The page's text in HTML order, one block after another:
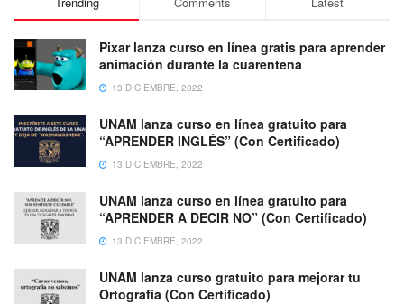
Pixar lanza curso en línea gratis para aprender
animación durante la cuarentena
13 DICIEMBRE, 2022
UNAM lanza curso en línea gratuito para
“APRENDER INGLÉS” (Con Certificado)
13 DICIEMBRE, 2022
UNAM lanza curso en línea gratuito para
“APRENDER A DECIR NO” (Con Certificado)
13 DICIEMBRE, 2022
UNAM lanza curso gratuito para mejorar tu
Ortografía (Con Certificado)